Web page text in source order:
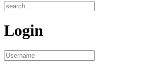
Login